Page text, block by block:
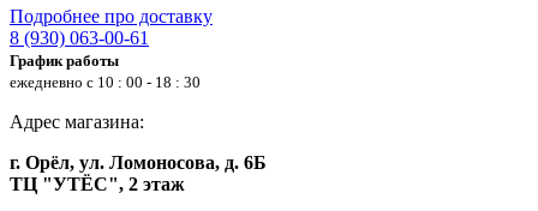
Подробнее про доставку
8 (930) 063-00-61
График работы
ежедневно с 10 : 00 - 18 : 30
Адрес магазина:
г. Орёл, ул. Ломоносова, д. 6Б
ТЦ "УТЁС", 2 этаж